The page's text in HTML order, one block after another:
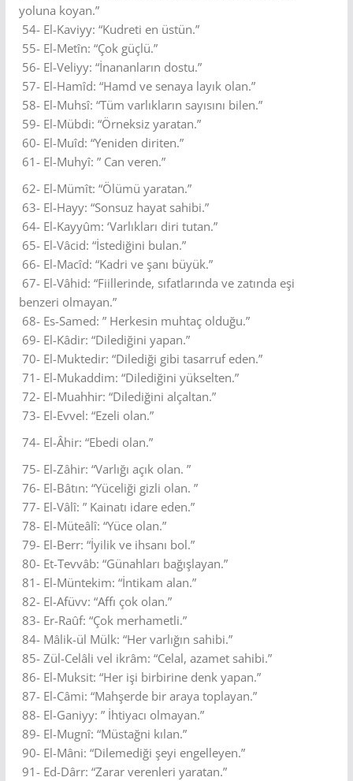
yoluna koyan.”
54- El-Kaviyy: “Kudreti en üstün.”
55- El-Metîn: “Çok güçlü.”
56- El-Veliyy: “İnananların dostu.”
57- El-Hamîd: “Hamd ve senaya layık olan.”
58- El-Muhsî: “Tüm varlıkların sayısını bilen.”
59- El-Mübdi: “Örneksiz yaratan.”
60- El-Muîd: “Yeniden diriten.”
61- El-Muhyî: ” Can veren.”
62- El-Mümît: “Ölümü yaratan.”
63- El-Hayy: “Sonsuz hayat sahibi.”
64- El-Kayyûm: ‘Varlıkları diri tutan.”
65- El-Vâcid: “İstediğini bulan.”
66- El-Macîd: “Kadri ve şanı büyük.”
67- El-Vâhid: “Fiillerinde, sıfatlarında ve zatında eşi
benzeri olmayan.”
68- Es-Samed: ” Herkesin muhtaç olduğu.”
69- El-Kâdir: “Dilediğini yapan.”
70- El-Muktedir: “Dilediği gibi tasarruf eden.”
71- El-Mukaddim: “Dilediğini yükselten.”
72- El-Muahhir: “Dilediğini alçaltan.”
73- El-Evvel: “Ezeli olan.”
74- El-Âhir: “Ebedi olan.”
75- El-Zâhir: “Varlığı açık olan. ”
76- El-Bâtın: “Yüceliği gizli olan. ”
77- El-Vâlî: ” Kainatı idare eden.”
78- El-Müteâlî: “Yüce olan.”
79- El-Berr: “İyilik ve ihsanı bol.”
80- Et-Tevvâb: “Günahları bağışlayan.”
81- El-Müntekim: “İntikam alan.”
82- El-Afüvv: “Affı çok olan.”
83- Er-Raûf: “Çok merhametli.”
84- Mâlik-ül Mülk: “Her varlığın sahibi.”
85- Zül-Celâli vel ikrâm: “Celal, azamet sahibi.”
86- El-Muksit: “Her işi birbirine denk yapan.”
87- El-Câmi: “Mahşerde bir araya toplayan.”
88- El-Ganiyy: ” İhtiyacı olmayan.”
89- El-Mugnî: “Müstağni kılan.”
90- El-Mâni: “Dilemediği şeyi engelleyen.”
91- Ed-Dârr: “Zarar verenleri yaratan.”